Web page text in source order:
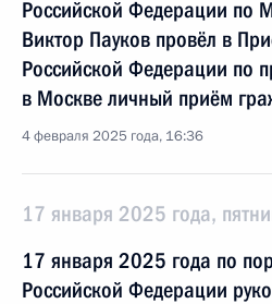
Российской Федерации по
Виктор Пауков провёл в
Российской Федерации по
в Москве личный приём
4 февраля 2025 года, 16:36
17 января 2025 года,
17 января 2025 года по
Российской Федерации